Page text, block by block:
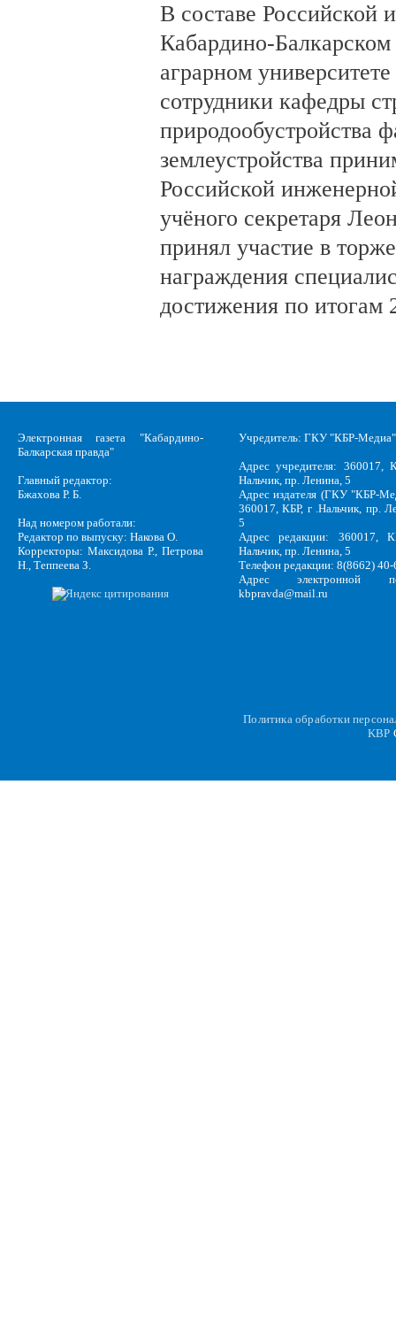
В составе Российской
Кабардино-Балкарском
аграрном
сотрудники кафедры
природообустройства
землеустройства
Российской
учёного секретаря
принял участие в
награждения
достижения по итогам
Электронная газета "Кабардино-
Балкарская правда"
Главный редактор:
Бжахова Р. Б.
Над номером работали:
Редактор по выпуску: Накова О.
Корректоры: Максидова Р., Петрова
Н., Теппеева З.
Учредитель: ГКУ "КБР-Медиа"
Адрес учредителя: 360017,
Нальчик, пр. Ленина, 5
Адрес издателя (ГКУ "КБР-
360017, КБР, г .Нальчик, пр.
5
Адрес редакции: 360017,
Нальчик, пр. Ленина, 5
Телефон редакции: 8(8662)
Адрес электронной
kbpravda@mail.ru
Политика обработки
KBP